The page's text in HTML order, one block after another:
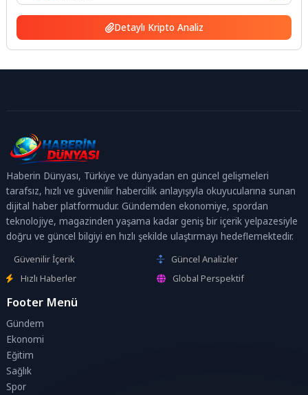
Detaylı Kripto Analiz
Haberin Dünyası, Türkiye ve dünyadan en güncel gelişmeleri
tarafsız, hızlı ve güvenilir habercilik anlayışıyla okuyucularına sunan
dijital haber platformudur. Gündemden ekonomiye, spordan
teknolojiye, magazinden yaşama kadar geniş bir içerik yelpazesiyle
doğru ve güncel bilgiyi en hızlı şekilde ulaştırmayı hedeflemektedir.
Güvenilir İçerik
Güncel Analizler
Hızlı Haberler
Global Perspektif
Footer Menü
Gündem
Ekonomi
Eğitim
Sağlık
Spor